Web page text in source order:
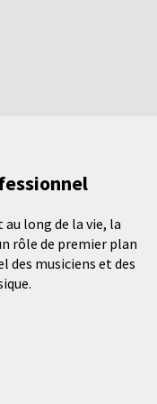
long de la vie, la
rôle de premier plan
des musiciens et des